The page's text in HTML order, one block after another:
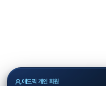
애드픽 개인 회원